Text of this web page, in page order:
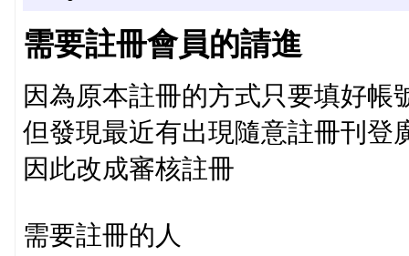
需要註冊會員的請進
因為原本註冊的方式只要填好帳
但發現最近有出現隨意註冊刊登
因此改成審核註冊
需要註冊的人